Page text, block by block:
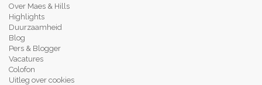
Over Maes & Hills
Highlights
Duurzaamheid
Blog
Pers & Blogger
Vacatures
Colofon
Uitleg over cookies